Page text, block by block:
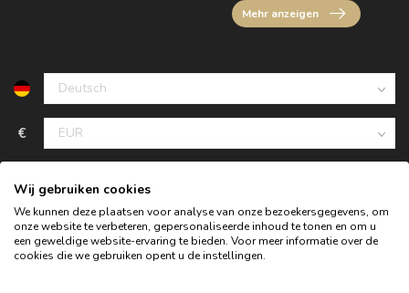
Mehr anzeigen
€
Wij gebruiken cookies
We kunnen deze plaatsen voor analyse van onze bezoekersgegevens, om
onze website te verbeteren, gepersonaliseerde inhoud te tonen en om u
een geweldige website-ervaring te bieden. Voor meer informatie over de
cookies die we gebruiken opent u de instellingen.